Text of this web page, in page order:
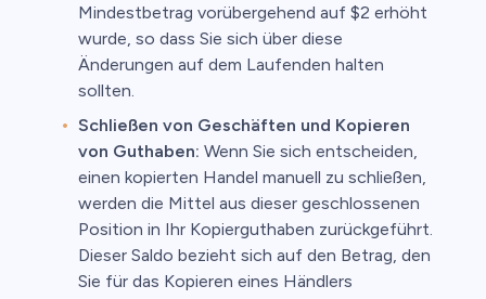
Mindestbetrag vorübergehend auf $2 erhöht
wurde, so dass Sie sich über diese
Änderungen auf dem Laufenden halten
sollten.
Schließen von Geschäften und Kopieren
von Guthaben: Wenn Sie sich entscheiden,
einen kopierten Handel manuell zu schließen,
werden die Mittel aus dieser geschlossenen
Position in Ihr Kopierguthaben zurückgeführt.
Dieser Saldo bezieht sich auf den Betrag, den
Sie für das Kopieren eines Händlers